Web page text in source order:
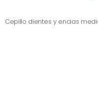
Cepillo dientes y encias medio